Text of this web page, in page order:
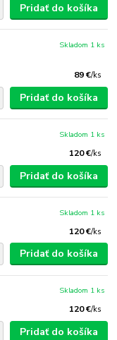
Pridať do košíka
89 €/ks
Skladom 1 ks
Pridať do košíka
120 €/ks
Skladom 1 ks
Pridať do košíka
120 €/ks
Skladom 1 ks
Pridať do košíka
120 €/ks
Skladom 1 ks
Pridať do košíka